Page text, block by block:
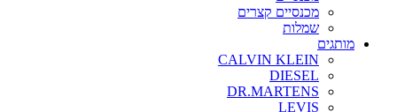
מכנסיים קצרים
שמלות
מותגים
CALVIN KLEIN
DIESEL
DR.MARTENS
LEVIS